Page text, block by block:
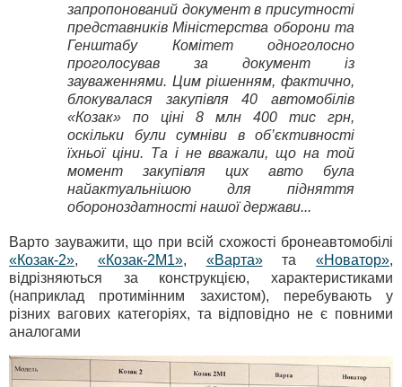
запропонований документ в присутності
представників Міністерства оборони та
Генштабу Комітет одноголосно
проголосував за документ із
зауваженнями. Цим рішенням, фактично,
блокувалася закупівля 40 автомобілів
«Козак» по ціні 8 млн 400 тис грн,
оскільки були сумніви в об’єктивності
їхньої ціни. Та і не вважали, що на той
момент закупівля цих авто була
найактуальнішою для підняття
обороноздатності нашої держави...
Варто зауважити, що при всій схожості бронеавтомобілі
«Козак-2», «Козак-2М1», «Варта»та «Новатор»,
відрізняються за конструкцією, характеристиками
(наприклад протимінним захистом), перебувають у
різних вагових категоріях, та відповідно не є повними
аналогами